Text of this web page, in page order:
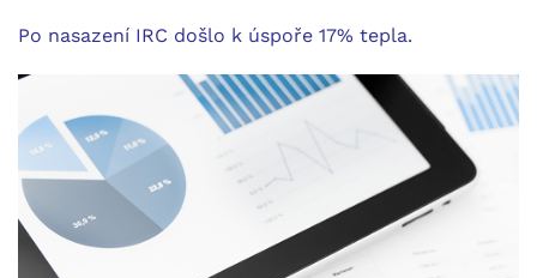
Po nasazení IRC došlo k úspoře 17% tepla.